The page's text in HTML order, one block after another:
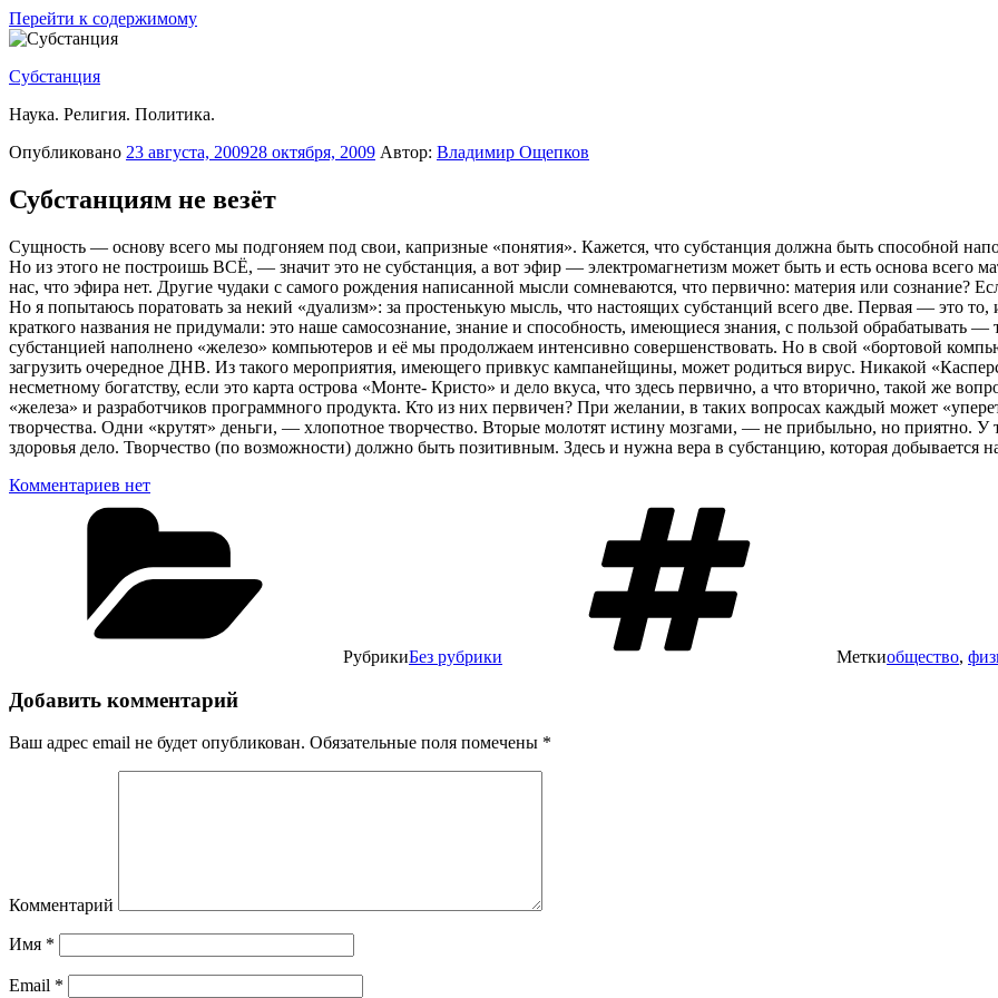
Перейти к содержимому
Субстанция
Наука. Религия. Политика.
Опубликовано 23 августа, 200928 октября, 2009 Автор: Владимир Ощепков
Субстанциям не везёт
Сущность — основу всего мы подгоняем под свои, капризные «понятия». Кажется, что субстанция должна быть способной
Но из этого не построишь ВСЁ, — значит это не субстанция, а вот эфир — электромагнетизм может быть и есть основа всего
нас, что эфира нет. Другие чудаки с самого рождения написанной мысли сомневаются, что первично: материя или сознание?
Но я попытаюсь поратовать за некий «дуализм»: за простенькую мысль, что настоящих субстанций всего две. Первая — это
краткого названия не придумали: это наше самосознание, знание и способность, имеющиеся знания, с пользой обрабатывать
субстанцией наполнено «железо» компьютеров и её мы продолжаем интенсивно совершенствовать. Но в свой «бортовой
загрузить очередное ДНВ. Из такого мероприятия, имеющего привкус кампанейщины, может родиться вирус. Никакой
несметному богатству, если это карта острова «Монте- Кристо» и дело вкуса, что здесь первично, а что вторично, такой же
«железа» и разработчиков программного продукта. Кто из них первичен? При желании, в таких вопросах каждый может
творчества. Одни «крутят» деньги, — хлопотное творчество. Вторые молотят истину мозгами, — не прибыльно, но приятно. У
здоровья дело. Творчество (по возможности) должно быть позитивным. Здесь и нужна вера в субстанцию, которая
Комментариев нет
РубрикиБез рубрики Меткиобщество,
Добавить комментарий
Ваш адрес email не будет опубликован. Обязательные поля помечены *
Комментарий
Имя *
Email *